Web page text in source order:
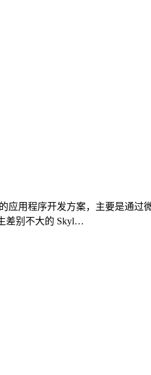
应用程序开发方案，主要是通
差别不大的 Skyl…